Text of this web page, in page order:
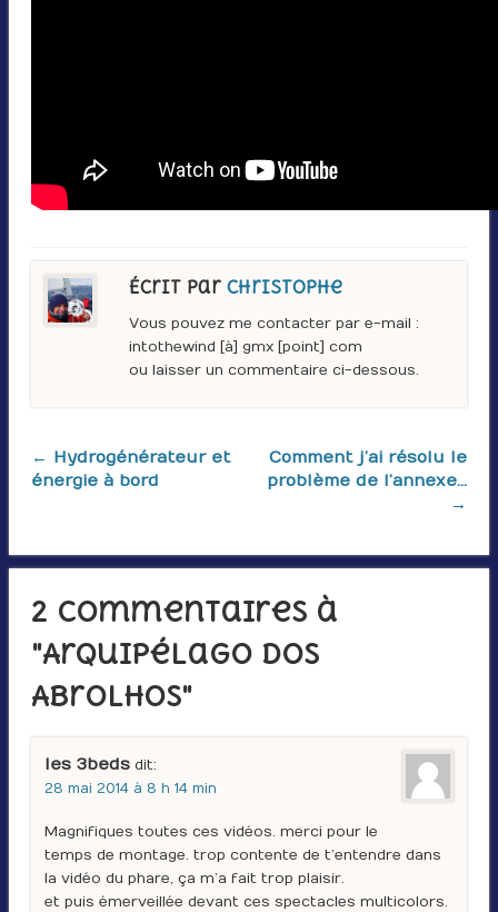
Écrit par Christophe
Vous pouvez me contacter par e-mail :
intothewind [à] gmx [point] com
ou laisser un commentaire ci-dessous.
← Hydrogénérateur et
énergie à bord
Comment j’ai résolu le
problème de l’annexe…
→
2 Commentaires à
"Arquipélago dos
Abrolhos"
les 3beds dit :
28 mai 2014 à 8 h 14 min
Magnifiques toutes ces vidéos. merci pour le
temps de montage. trop contente de t’entendre dans
la vidéo du phare, ça m’a fait trop plaisir.
et puis émerveillée devant ces spectacles multicolors.